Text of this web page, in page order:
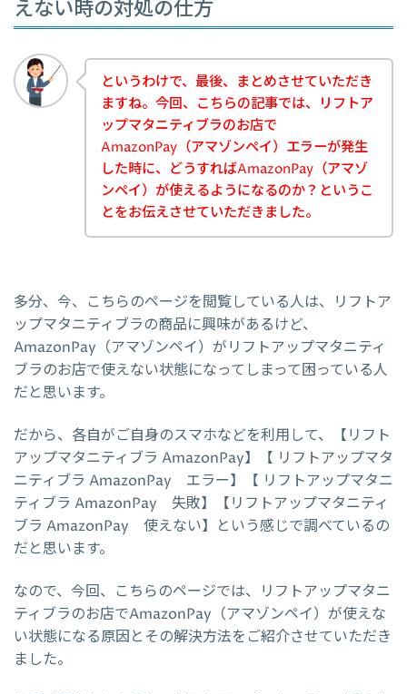
えない時の対処の仕方
というわけで、最後、まとめさせていただき
ますね。今回、こちらの記事では、リフトア
ップマタニティブラのお店で
AmazonPay（アマゾンペイ）エラーが発生
した時に、どうすればAmazonPay（アマゾ
ンペイ）が使えるようになるのか？というこ
とをお伝えさせていただきました。
多分、今、こちらのページを閲覧している人は、リフトア
ップマタニティブラの商品に興味があるけど、
AmazonPay（アマゾンペイ）がリフトアップマタニティ
ブラのお店で使えない状態になってしまって困っている人
だと思います。
だから、各自がご自身のスマホなどを利用して、【リフト
アップマタニティブラ AmazonPay】【 リフトアップマタ
ニティブラ AmazonPay エラー】【 リフトアップマタニ
ティブラ AmazonPay 失敗】【リフトアップマタニティ
ブラ AmazonPay 使えない】という感じで調べているの
だと思います。
なので、今回、こちらのページでは、リフトアップマタニ
ティブラのお店でAmazonPay（アマゾンペイ）が使えな
い状態になる原因とその解決方法をご紹介させていただき
ました。